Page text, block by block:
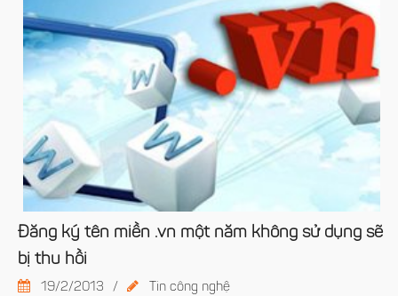
Đăng ký tên miền .vn một năm không sử dụng sẽ
bị thu hồi
19/2/2013 / Tin công nghệ